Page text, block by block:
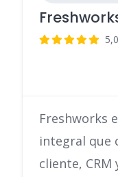
5,0
Freshworks
integral que
cliente,